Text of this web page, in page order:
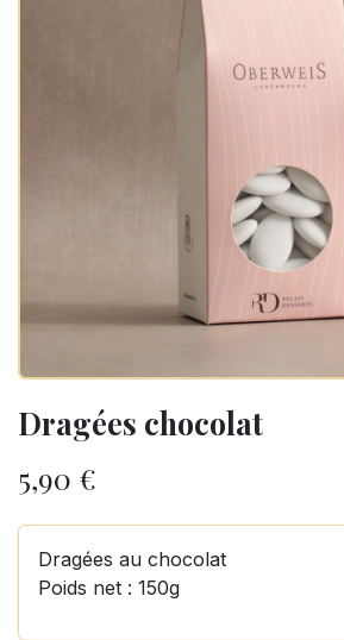
Dragées chocolat
5,90 €
Dragées au chocolat
Poids net : 150g